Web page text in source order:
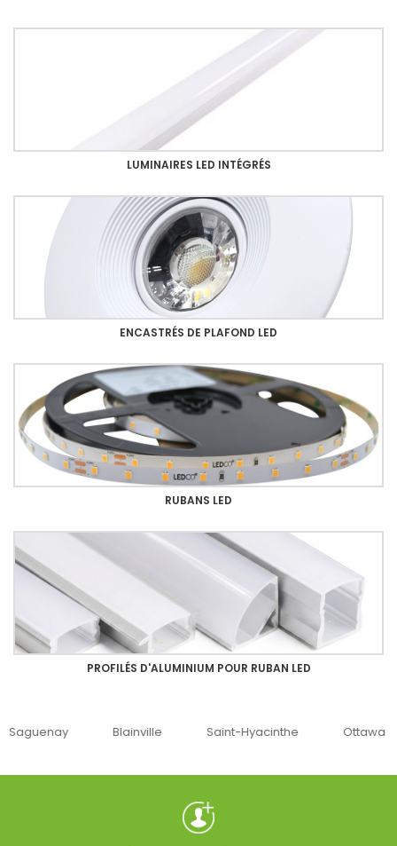
LUMINAIRES LED INTÉGRÉS
ENCASTRÉS DE PLAFOND LED
RUBANS LED
PROFILÉS D'ALUMINIUM POUR RUBAN LED
Blainville Saint-Hyacinthe Ottawa